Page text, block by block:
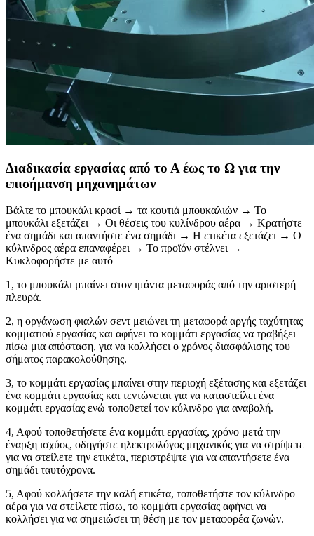
Διαδικασία εργασίας από το Α έως το Ω για την
επισήμανση μηχανημάτων
Βάλτε το μπουκάλι κρασί → τα κουτιά μπουκαλιών → Το
μπουκάλι εξετάζει → Οι θέσεις του κυλίνδρου αέρα → Κρατήστε
ένα σημάδι και απαντήστε ένα σημάδι → Η ετικέτα εξετάζει → Ο
κύλινδρος αέρα επαναφέρει → Το προϊόν στέλνει →
Κυκλοφορήστε με αυτό
1, το μπουκάλι μπαίνει στον ιμάντα μεταφοράς από την αριστερή
πλευρά.
2, η οργάνωση φιαλών σεντ μειώνει τη μεταφορά αργής ταχύτητας
κομματιού εργασίας και αφήνει το κομμάτι εργασίας να τραβήξει
πίσω μια απόσταση, για να κολλήσει ο χρόνος διασφάλισης του
σήματος παρακολούθησης.
3, το κομμάτι εργασίας μπαίνει στην περιοχή εξέτασης και εξετάζει
ένα κομμάτι εργασίας και τεντώνεται για να καταστείλει ένα
κομμάτι εργασίας ενώ τοποθετεί τον κύλινδρο για αναβολή.
4, Αφού τοποθετήσετε ένα κομμάτι εργασίας, χρόνο μετά την
έναρξη ισχύος, οδηγήστε ηλεκτρολόγος μηχανικός για να στρίψετε
για να στείλετε την ετικέτα, περιστρέψτε για να απαντήσετε ένα
σημάδι ταυτόχρονα.
5, Αφού κολλήσετε την καλή ετικέτα, τοποθετήστε τον κύλινδρο
αέρα για να στείλετε πίσω, το κομμάτι εργασίας αφήνει να
κολλήσει για να σημειώσει τη θέση με τον μεταφορέα ζωνών.